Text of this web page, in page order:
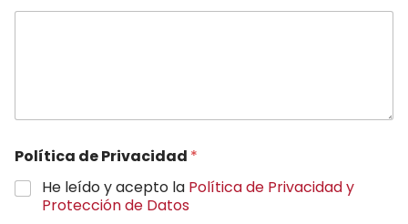
Política de Privacidad *
He leído y acepto la Política de Privacidad y
Protección de Datos